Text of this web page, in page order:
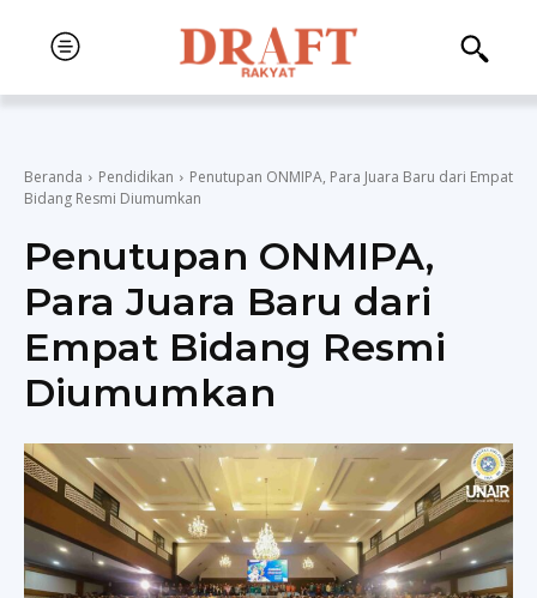
Beranda Pendidikan
Penutupan ONMIPA, Para Juara Baru dari Empat
Bidang Resmi Diumumkan
Penutupan ONMIPA,
Para Juara Baru dari
Empat Bidang Resmi
Diumumkan